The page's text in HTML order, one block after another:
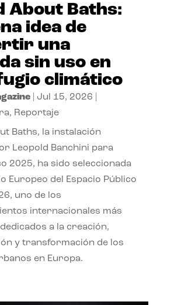
About Baths:
idea de
una
sin uso en
climático
| Jul 15, 2026
, Reportaje
Baths, la instalación
Leopold Banchini para
2025, ha sido seleccionada
Europeo del Espacio Público
uno de los
internacionales más
a la creación,
y transformación de los
en Europa.